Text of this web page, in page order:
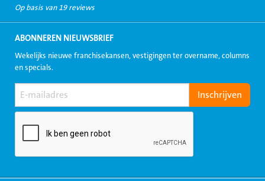
Op basis van 19 reviews
ABONNEREN NIEUWSBRIEF
Wekelijks nieuwe franchisekansen, vestigingen ter overname, columns
en specials.